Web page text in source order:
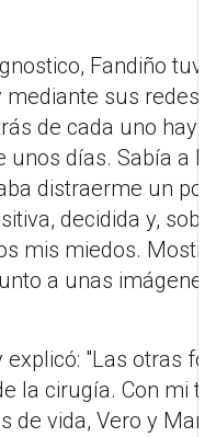
Fandiño
sus redes
de cada uno hay
unos días. Sabía a
distraerme un
decidida y,
mis miedos.
a unas
"Las otras
la cirugía. Con mi
de vida, Vero y